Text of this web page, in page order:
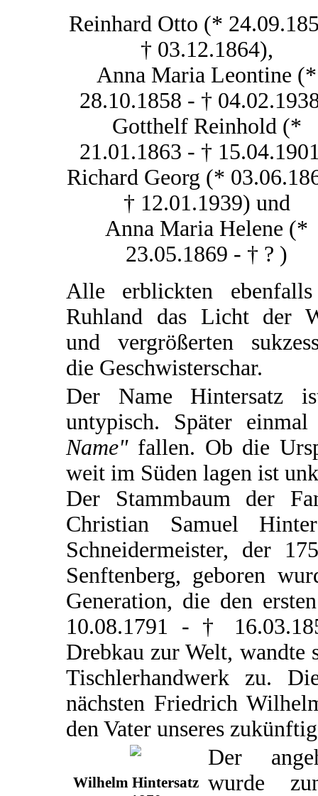
Reinhard Otto (*
† 03.12.1864),
Anna Maria Leontine (*
28.10.1858 - †
Gotthelf Reinhold (*
21.01.1863 - †
Richard Georg (*
† 12.01.1939) und
Anna Maria Helene (*
23.05.1869 - † ? )
Alle erblickten
Ruhland das Licht der
und vergrößerten
die Geschwisterschar.
Der Name Hintersatz
untypisch. Später
Name"fallen. Ob die
weit im Süden lagen ist
Der Stammbaum der
Christian Samuel
Schneidermeister, der
Senftenberg, geboren
Generation, die den
10.08.1791 - †
Drebkau zur Welt, wandte
Tischlerhandwerk zu.
nächsten Friedrich
den Vater unseres
Wilhelm Hintersatz
Der
wurde